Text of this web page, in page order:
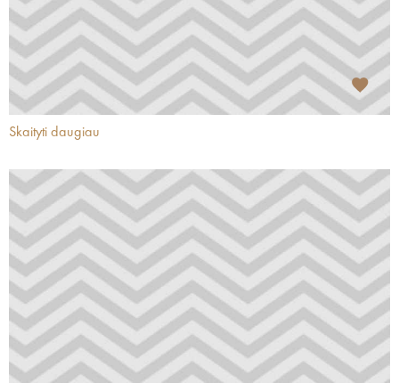
Skaityti daugiau